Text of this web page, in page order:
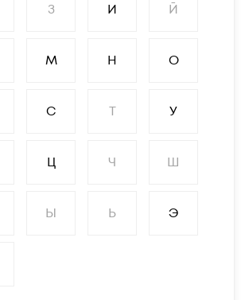
З И Й
М Н О
С Т У
Ц Ч Ш
Ы Ь Э